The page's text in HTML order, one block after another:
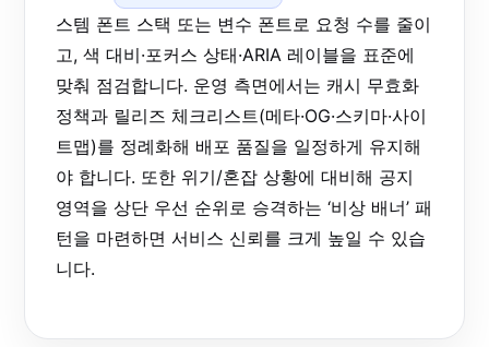
스템 폰트 스택 또는 변수 폰트로 요청 수를 줄이
고, 색 대비·포커스 상태·ARIA 레이블을 표준에
맞춰 점검합니다. 운영 측면에서는 캐시 무효화
정책과 릴리즈 체크리스트(메타·OG·스키마·사이
트맵)를 정례화해 배포 품질을 일정하게 유지해
야 합니다. 또한 위기/혼잡 상황에 대비해 공지
영역을 상단 우선 순위로 승격하는 ‘비상 배너’ 패
턴을 마련하면 서비스 신뢰를 크게 높일 수 있습
니다.